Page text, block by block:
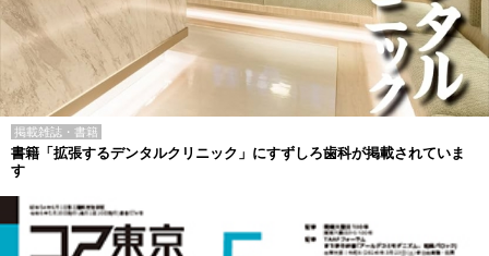
掲載雑誌・書籍
書籍「拡張するデンタルクリニック」にすずしろ歯科が掲載されていま
す